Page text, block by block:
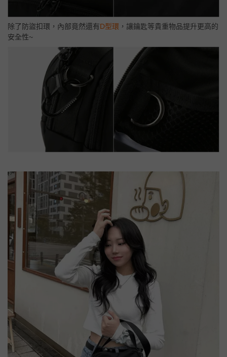
除了防盜扣環，內部竟然還有D型環 ，讓鑰匙等貴重物品提升更高的
安全性~